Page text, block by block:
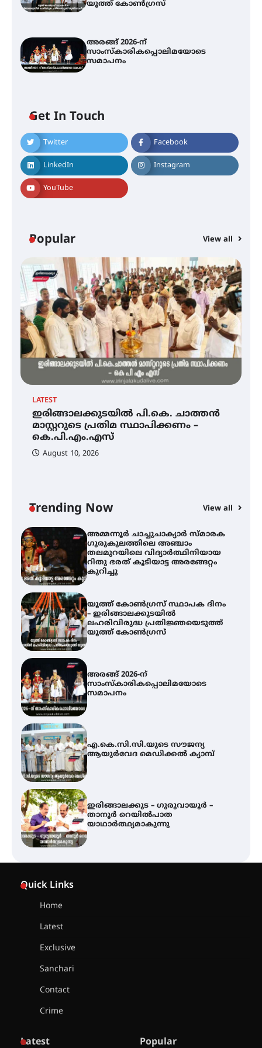
യൂത്ത് കോൺഗ്രസ്
അരങ്ങ് 2026-ന്
സാംസ്കാരികപ്പൊലിമയോടെ
സമാപനം
Get In Touch
Twitter Facebook
LinkedIn Instagram
YouTube
Popular View all
LATEST
ഇരിങ്ങാലക്കുടയിൽ പി.കെ. ചാത്തൻ
മാസ്റ്ററുടെ പ്രതിമ സ്ഥാപിക്കണം –
കെ.പി.എം.എസ്
August 10, 2026
Trending Now View all
അമ്മന്നൂർ ചാച്ചുചാക്യാർ സ്മാരക
ഗുരുകുലത്തിലെ അഞ്ചാം
തലമുറയിലെ വിദ്യാർത്ഥിനിയായ
റിതു ഭരത് കൂടിയാട്ട അരങ്ങേറ്റം
കുറിച്ചു
അരങ്ങ് 2026-ന്
സാംസ്കാരികപ്പൊലിമയോടെ
സമാപനം
എ.കെ.സി.സി.യുടെ സൗജന്യ
ആയുർവേദ മെഡിക്കൽ ക്യാമ്പ്
ഇരിങ്ങാലക്കുട – ഗുരുവായൂർ –
താനൂർ റെയിൽപാത
യാഥാർത്ഥ്യമാകുന്നു
അമ്മന്നൂർ ചാച്ചുചാക്യാർ സ്മാരക
ഗുരുകുലത്തിലെ അഞ്ചാം
തലമുറയിലെ വിദ്യാർത്ഥിനിയായ
റിതു ഭരത് കൂടിയാട്ട അരങ്ങേറ്റം
കുറിച്ചു
യൂത്ത് കോൺഗ്രസ്‌ സ്ഥാപക ദിനം
– ഇരിങ്ങാലക്കുടയിൽ
ലഹരിവിരുദ്ധ പ്രതിജ്ഞയെടുത്ത്
യൂത്ത് കോൺഗ്രസ്
അരങ്ങ് 2026-ന്
സാംസ്കാരികപ്പൊലിമയോടെ
സമാപനം
എ.കെ.സി.സി.യുടെ സൗജന്യ
ആയുർവേദ മെഡിക്കൽ ക്യാമ്പ്
ഇരിങ്ങാലക്കുട – ഗുരുവായൂർ –
താനൂർ റെയിൽപാത
യാഥാർത്ഥ്യമാകുന്നു
Quick Links
Home
Latest
Exclusive
Sanchari
Contact
Crime
Latest Popular